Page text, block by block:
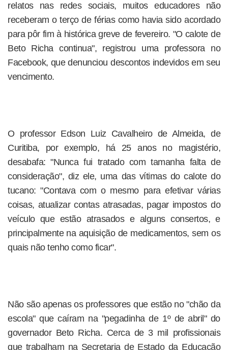
relatos nas redes sociais, muitos educadores não
receberam o terço de férias como havia sido acordado
para pôr fim à histórica greve de fevereiro. "O calote de
Beto Richa continua", registrou uma professora no
Facebook, que denunciou descontos indevidos em seu
vencimento.
O professor Edson Luiz Cavalheiro de Almeida, de
Curitiba, por exemplo, há 25 anos no magistério,
desabafa: "Nunca fui tratado com tamanha falta de
consideração", diz ele, uma das vítimas do calote do
tucano: "Contava com o mesmo para efetivar várias
coisas, atualizar contas atrasadas, pagar impostos do
veículo que estão atrasados e alguns consertos, e
principalmente na aquisição de medicamentos, sem os
quais não tenho como ficar".
Não são apenas os professores que estão no "chão da
escola" que caíram na "pegadinha de 1º de abril" do
governador Beto Richa. Cerca de 3 mil profissionais
que trabalham na Secretaria de Estado da Educação